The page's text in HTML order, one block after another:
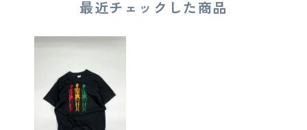
最近チェックした商品